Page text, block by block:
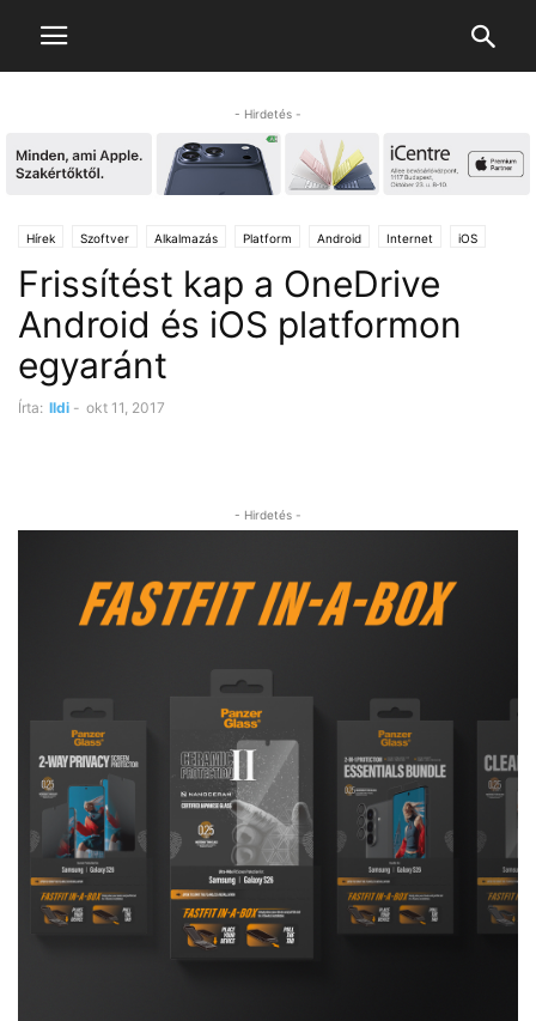
- Hirdetés -
Hírek Szoftver Alkalmazás Platform Android Internet iOS
Frissítést kap a OneDrive
Android és iOS platformon
egyaránt
Írta: Ildi - okt 11, 2017
- Hirdetés -